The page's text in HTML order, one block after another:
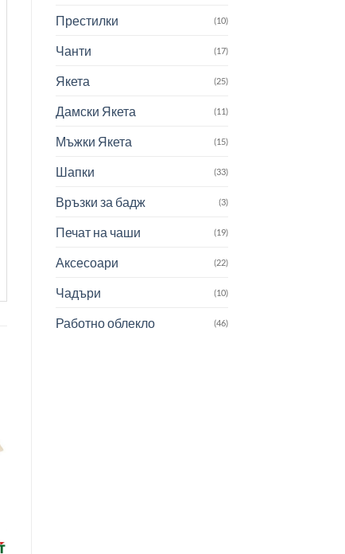
Престилки (10)
Чанти (17)
Якета (25)
Дамски Якета (11)
Мъжки Якета (15)
Шапки (33)
Връзки за бадж (3)
Печат на чаши (19)
Аксесоари (22)
Чадъри (10)
Работно облекло (46)